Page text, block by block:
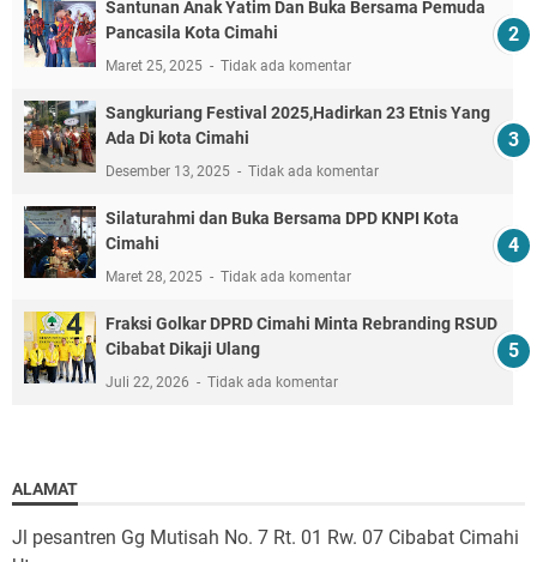
Santunan Anak Yatim Dan Buka Bersama Pemuda
Pancasila Kota Cimahi
Maret 25, 2025 Tidak ada komentar
Sangkuriang Festival 2025,Hadirkan 23 Etnis Yang
Ada Di kota Cimahi
Desember 13, 2025 Tidak ada komentar
Silaturahmi dan Buka Bersama DPD KNPI Kota
Cimahi
Maret 28, 2025 Tidak ada komentar
Fraksi Golkar DPRD Cimahi Minta Rebranding RSUD
Cibabat Dikaji Ulang
Juli 22, 2026 Tidak ada komentar
ALAMAT
Jl pesantren Gg Mutisah No. 7 Rt. 01 Rw. 07 Cibabat Cimahi